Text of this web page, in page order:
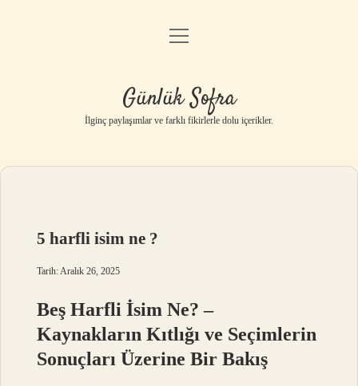
Anasayfa
Yasal Uyarı
menüyü
Günlük Sofra
İlginç paylaşımlar ve farklı fikirlerle dolu içerikler.
5 harfli isim ne ?
Tarih: Aralık 26, 2025
Beş Harfli İsim Ne? –
Kaynakların Kıtlığı ve Seçimlerin
Sonuçları Üzerine Bir Bakış